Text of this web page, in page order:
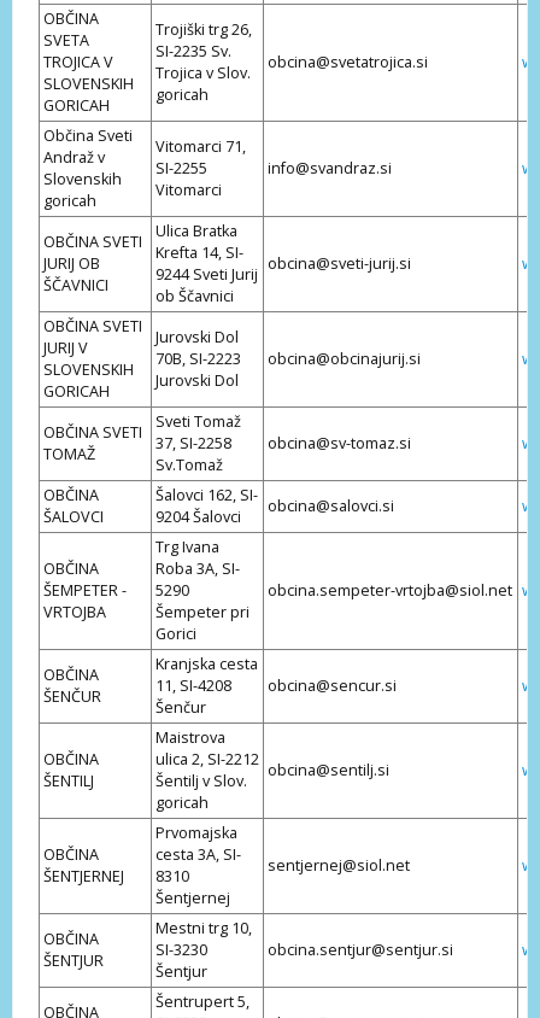
OBČINA
SVETA
TROJICA V
SLOVENSKIH
GORICAH
Trojiški trg 26,
SI-2235 Sv.
Trojica v Slov.
goricah
obcina@svetatrojica.si
Občina Sveti
Andraž v
Slovenskih
goricah
Vitomarci 71,
SI-2255
Vitomarci
info@svandraz.si
OBČINA SVETI
JURIJ OB
ŠČAVNICI
Ulica Bratka
Krefta 14, SI-
9244 Sveti Jurij
ob Ščavnici
obcina@sveti-jurij.si
OBČINA SVETI
JURIJ V
SLOVENSKIH
GORICAH
Jurovski Dol
70B, SI-2223
Jurovski Dol
obcina@obcinajurij.si
OBČINA SVETI
TOMAŽ
Sveti Tomaž
37, SI-2258
Sv.Tomaž
obcina@sv-tomaz.si
OBČINA
ŠALOVCI
Šalovci 162, SI-
9204 Šalovci
obcina@salovci.si
OBČINA
ŠEMPETER -
VRTOJBA
Trg Ivana
Roba 3A, SI-
5290
Šempeter pri
Gorici
obcina.sempeter-vrtojba@siol.net
OBČINA
ŠENČUR
Kranjska cesta
11, SI-4208
Šenčur
obcina@sencur.si
OBČINA
ŠENTILJ
Maistrova
ulica 2, SI-2212
Šentilj v Slov.
goricah
obcina@sentilj.si
OBČINA
ŠENTJERNEJ
Prvomajska
cesta 3A, SI-
8310
Šentjernej
sentjernej@siol.net
OBČINA
ŠENTJUR
Mestni trg 10,
SI-3230
Šentjur
obcina.sentjur@sentjur.si
OBČINA
Šentrupert 5,